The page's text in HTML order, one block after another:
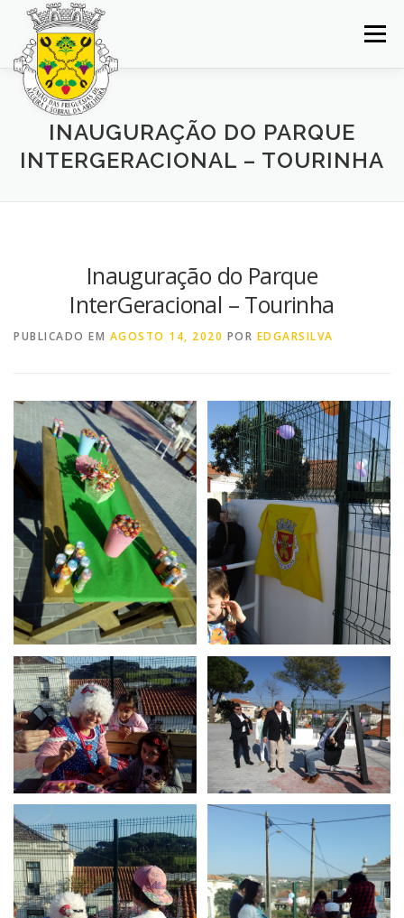
Saltar
conteúdo
Menu
INÍCIO JUNTA DE FREGUESIA
BALCÃO VIRTUAL NOTÍCIAS MAPA
INAUGURAÇÃO DO PARQUE
INTERGERACIONAL – TOURINHA
Inauguração do Parque
InterGeracional – Tourinha
PUBLICADO EM AGOSTO 14, 2020 POR EDGARSILVA